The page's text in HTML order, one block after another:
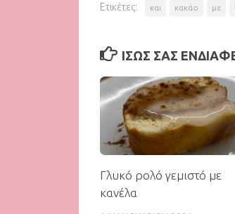
Ετικέτες: και κακάο με
ΊΣΩΣ ΣΑΣ
Γλυκό ρολό γεμιστό με
κανέλα